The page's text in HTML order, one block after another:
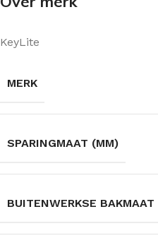
KeyLite
MERK
SPARINGMAAT (MM)
BUITENWERKSE BAKMAAT